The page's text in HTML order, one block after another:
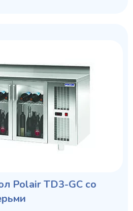
Polair TD3-GC со